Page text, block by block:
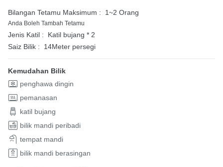
Bilangan Tetamu Maksimum : 1~2 Orang
Anda Boleh Tambah Tetamu
Jenis Katil :
Katil bujang * 2
Saiz Bilik :
14Meter persegi
Kemudahan Bilik
penghawa dingin
pemanasan
katil bujang
bilik mandi peribadi
tempat mandi
bilik mandi berasingan